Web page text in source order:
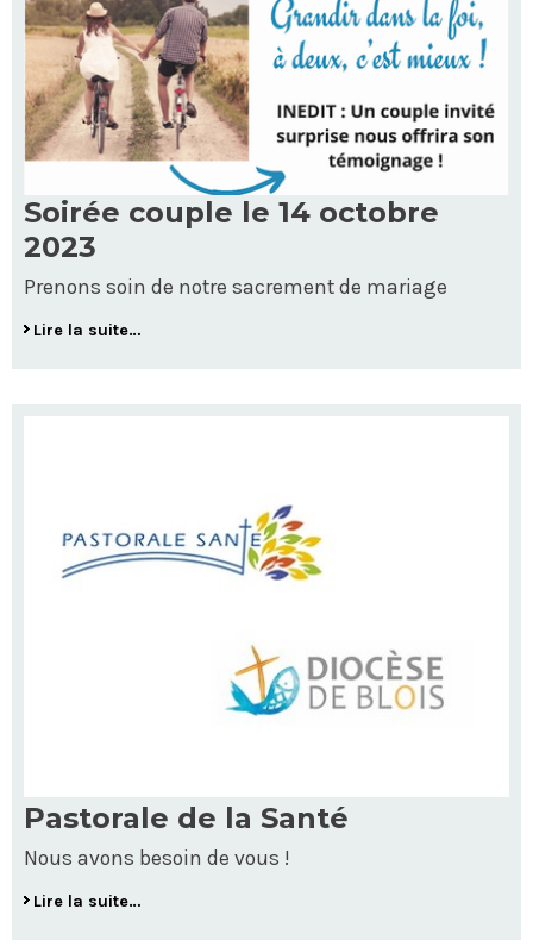
Soirée couple le 14 octobre
2023
Prenons soin de notre sacrement de mariage
Lire la suite…
Pastorale de la Santé
Nous avons besoin de vous !
Lire la suite…